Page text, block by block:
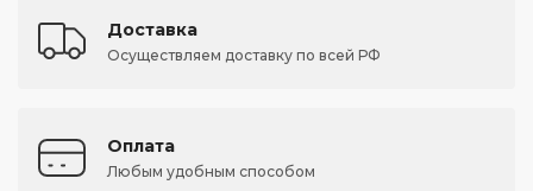
Доставка
Осуществляем доставку по всей РФ
Оплата
Любым удобным способом